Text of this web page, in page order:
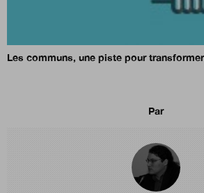
Les communs, une piste pour
Par